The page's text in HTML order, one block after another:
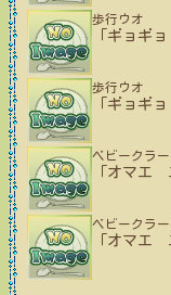
歩行ウオ
「ギョギ
歩行ウオ
「ギョギ
ベビークラ
「オマエ
ベビークラ
「オマエ